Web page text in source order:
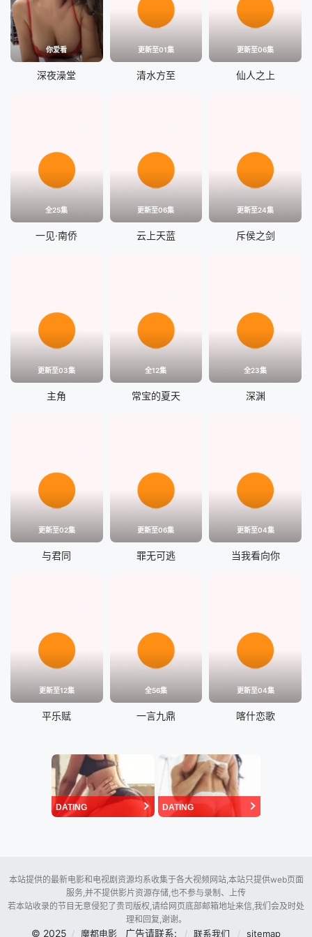
你爱看
深夜澡堂
更新至01集
清水方至
更新至06集
仙人之上
全25集
一见·南侨
更新至06集
云上天蓝
更新至24集
斥侯之剑
更新至03集
主角
全12集
常宝的夏天
全23集
深渊
更新至02集
与君同
更新至06集
罪无可逃
更新至04集
当我看向你
更新至12集
平乐赋
全56集
一言九鼎
更新至04集
喀什恋歌
DATING DATING
本站提供的最新电影和电视剧资源均系收集于各大视频网站,本站只提供web页面
服务,并不提供影片资源存储,也不参与录制、上传
若本站收录的节目无意侵犯了贵司版权,请给网页底部邮箱地址来信,我们会及时处
理和回复,谢谢。
© 2025 魔都电影 广告请联系: 联系我们 sitemap